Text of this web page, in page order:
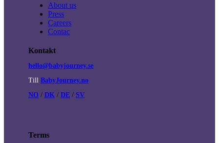
About us
Press
Careers
Contac
Kontakt
hello@babyjourney.se
Till BabyJourney.no
NO / DK / DE / SV
Terms